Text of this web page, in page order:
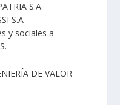
S.A.
S.A
y sociales a
DE VALOR